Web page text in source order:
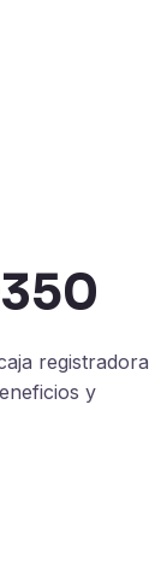
registradora
y